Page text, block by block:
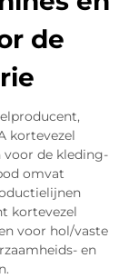
de
kortevezel
de kleding-
omvat
kortevezel
voor hol/vaste
en